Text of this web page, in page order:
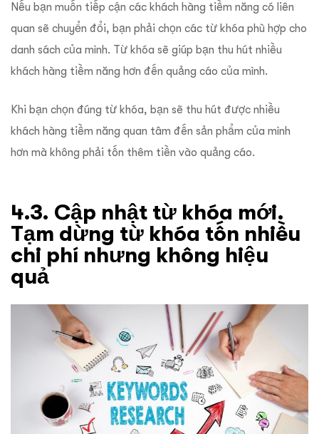
Nếu bạn muốn tiếp cận các khách hàng tiềm năng có liên
quan sẽ chuyển đổi, bạn phải chọn các từ khóa phù hợp cho
danh sách của mình. Từ khóa sẽ giúp bạn thu hút nhiều
khách hàng tiềm năng hơn đến quảng cáo của mình.
Khi bạn chọn đúng từ khóa, bạn sẽ thu hút được nhiều
khách hàng tiềm năng quan tâm đến sản phẩm của mình
hơn mà không phải tốn thêm tiền vào quảng cáo.
4.3. Cập nhật từ khóa mới.
Tạm dừng từ khóa tốn nhiều
chi phí nhưng không hiệu
quả